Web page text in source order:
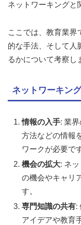
ネットワーキングと
ここでは、教育業界
的な手法、そして人
るかについて考察し
ネットワーキン
情報の入手: 業
方法などの情報
ワークが必要で
機会の拡大: ネ
の機会やキャリ
す。
専門知識の共有:
アイデアや教育